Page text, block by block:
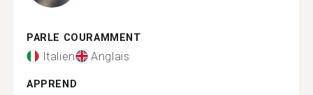
PARLE COURAMMENT
Italien Anglais
APPREND